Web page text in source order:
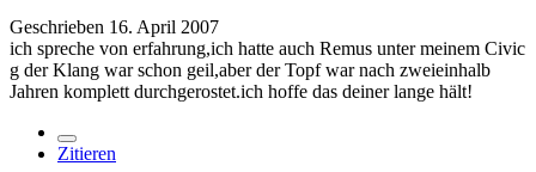
Geschrieben 16. April 2007
ich spreche von erfahrung,ich hatte auch Remus unter meinem Civic
g der Klang war schon geil,aber der Topf war nach zweieinhalb
Jahren komplett durchgerostet.ich hoffe das deiner lange hält!
Zitieren